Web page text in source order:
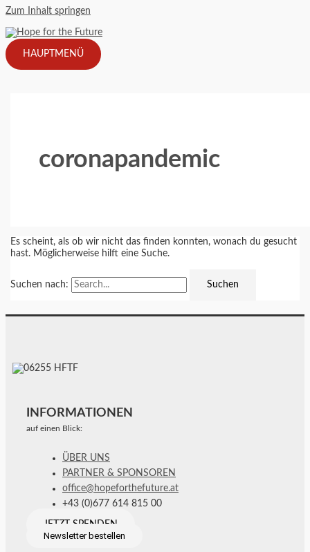
Zum Inhalt springen
HAUPTMENÜ
coronapandemic
Es scheint, als ob wir nicht das finden konnten, wonach du gesucht
hast. Möglicherweise hilft eine Suche.
Suchen nach:
INFORMATIONEN
auf einen Blick:
ÜBER UNS
PARTNER & SPONSOREN
office@hopeforthefuture.at
+43 (0)677 614 815 00
JETZT SPENDEN
Newsletter bestellen